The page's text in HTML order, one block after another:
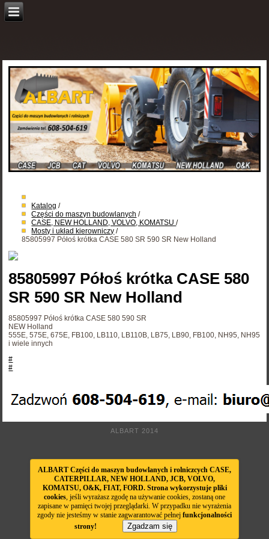
ALBART Części do maszyn budowlanych i rolniczcych CASE,
CATERPILLAR, NEW HOLLAND, JCB, VOLVO,
KOMATSU, O&K, FIAT, FORD. Strona wykorzystuje pliki
cookies, jeśli wyrażasz zgodę na używanie cookies, zostaną one
zapisane w pamięci twojej przeglądarki. W przypadku nie wyrażenia
zgody nie jesteśmy w stanie zagwarantować pełnej funkcjonalności
strony!
Zgadzam się
Katalog /
Części do maszyn budowlanych /
CASE, NEW HOLLAND, VOLVO, KOMATSU/
Mosty i układ kierowniczy /
85805997 Półoś krótka CASE 580 SR 590 SR New Holland
85805997 Półoś krótka CASE 580
SR 590 SR New Holland
85805997 Półoś krótka CASE 580 590 SR
NEW Holland
555E, 575E, 675E, FB100, LB110, LB110B, LB75, LB90, FB100, NH95, NH95
i wiele innych
#
#
ALBART 2014